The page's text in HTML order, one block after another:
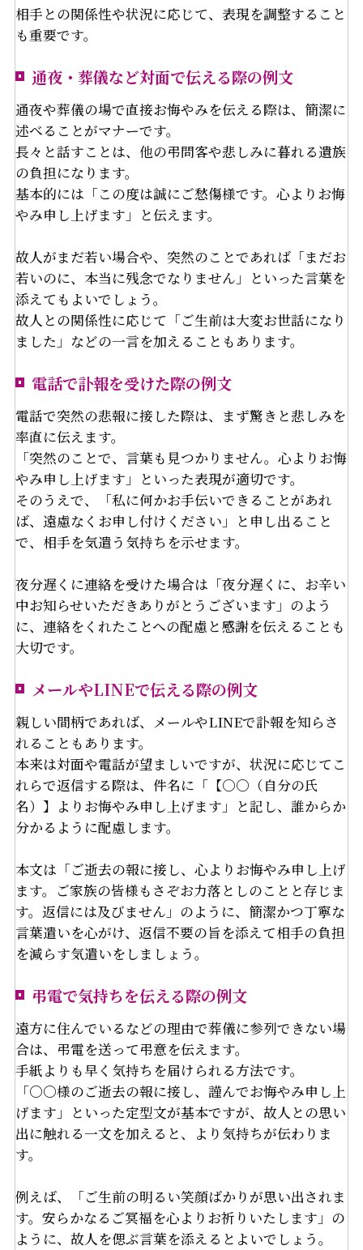
相手との関係性や状況に応じて、表現を調整すること
も重要です。
通夜・葬儀など対面で伝える際の例文
通夜や葬儀の場で直接お悔やみを伝える際は、簡潔に
述べることがマナーです。
長々と話すことは、他の弔問客や悲しみに暮れる遺族
の負担になります。
基本的には「この度は誠にご愁傷様です。心よりお悔
やみ申し上げます」と伝えます。
故人がまだ若い場合や、突然のことであれば「まだお
若いのに、本当に残念でなりません」といった言葉を
添えてもよいでしょう。
故人との関係性に応じて「ご生前は大変お世話になり
ました」などの一言を加えることもあります。
電話で訃報を受けた際の例文
電話で突然の悲報に接した際は、まず驚きと悲しみを
率直に伝えます。
「突然のことで、言葉も見つかりません。心よりお悔
やみ申し上げます」といった表現が適切です。
そのうえで、「私に何かお手伝いできることがあれ
ば、遠慮なくお申し付けください」と申し出ること
で、相手を気遣う気持ちを示せます。
夜分遅くに連絡を受けた場合は「夜分遅くに、お辛い
中お知らせいただきありがとうございます」のよう
に、連絡をくれたことへの配慮と感謝を伝えることも
大切です。
メールやLINEで伝える際の例文
親しい間柄であれば、メールやLINEで訃報を知らさ
れることもあります。
本来は対面や電話が望ましいですが、状況に応じてこ
れらで返信する際は、件名に「【〇〇（自分の氏
名）】よりお悔やみ申し上げます」と記し、誰からか
分かるように配慮します。
本文は「ご逝去の報に接し、心よりお悔やみ申し上げ
ます。ご家族の皆様もさぞお力落としのことと存じま
す。返信には及びません」のように、簡潔かつ丁寧な
言葉遣いを心がけ、返信不要の旨を添えて相手の負担
を減らす気遣いをしましょう。
弔電で気持ちを伝える際の例文
遠方に住んでいるなどの理由で葬儀に参列できない場
合は、弔電を送って弔意を伝えます。
手紙よりも早く気持ちを届けられる方法です。
「〇〇様のご逝去の報に接し、謹んでお悔やみ申し上
げます」といった定型文が基本ですが、故人との思い
出に触れる一文を加えると、より気持ちが伝わりま
す。
例えば、「ご生前の明るい笑顔ばかりが思い出されま
す。安らかなるご冥福を心よりお祈りいたします」の
ように、故人を偲ぶ言葉を添えるとよいでしょう。